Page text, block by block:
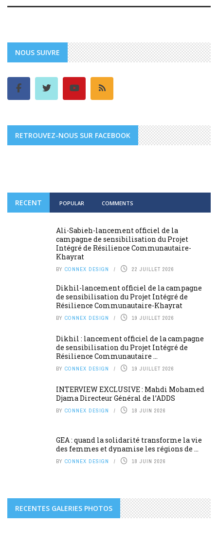
NOUS SUIVRE
RETROUVEZ-NOUS SUR FACEBOOK
RECENT POPULAR COMMENTS
Ali-Sabieh-lancement officiel de la
campagne de sensibilisation du Projet
Intégré de Résilience Communautaire-
Khayrat
BY CONNEX DESIGN 22 JUILLET 2026
Dikhil-lancement officiel de la campagne
de sensibilisation du Projet Intégré de
Résilience Communautaire-Khayrat
BY CONNEX DESIGN 19 JUILLET 2026
Dikhil : lancement officiel de la campagne
de sensibilisation du Projet Intégré de
Résilience Communautaire ...
BY CONNEX DESIGN 19 JUILLET 2026
INTERVIEW EXCLUSIVE : Mahdi Mohamed
Djama Directeur Général de l’ADDS
BY CONNEX DESIGN 18 JUIN 2026
GEA : quand la solidarité transforme la vie
des femmes et dynamise les régions de ...
BY CONNEX DESIGN 18 JUIN 2026
RECENTES GALERIES PHOTOS